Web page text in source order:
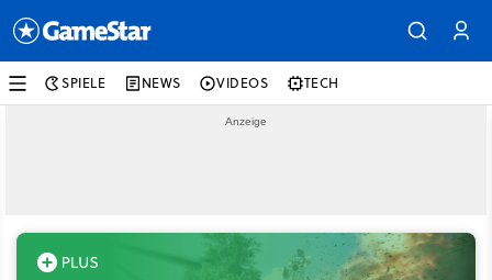
SPIELE NEWS VIDEOS TECH